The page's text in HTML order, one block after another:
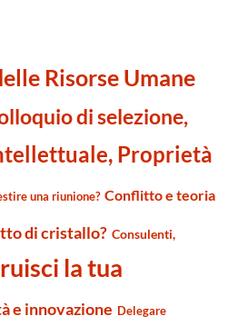
Risorse Umane
di selezione,
Proprietà
una riunione? Conflitto e teoria
di cristallo? Consulenti,
la tua
e innovazione Delegare